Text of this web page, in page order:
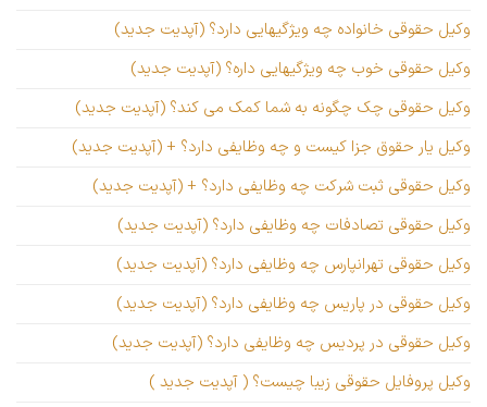
وکیل حقوقی خانواده چه ویژگیهایی دارد؟ (آپدیت جدید)
وکیل حقوقی خوب چه ویژگیهایی داره؟ (آپدیت جدید)
وکیل حقوقی چک چگونه به شما کمک می کند؟ (آپدیت جدید)
وکیل یار حقوق جزا کیست و چه وظایفی دارد؟ + (آپدیت جدید)
وکیل حقوقی ثبت شرکت چه وظایفی دارد؟ + (آپدیت جدید)
وکیل حقوقی تصادفات چه وظایفی دارد؟ (آپدیت جدید)
وکیل حقوقی تهرانپارس چه وظایفی دارد؟ (آپدیت جدید)
وکیل حقوقی در پاریس چه وظایفی دارد؟ (آپدیت جدید)
وکیل حقوقی در پردیس چه وظایفی دارد؟ (آپدیت جدید)
وکیل پروفایل حقوقی زیبا چیست؟ ( آپدیت جدید )